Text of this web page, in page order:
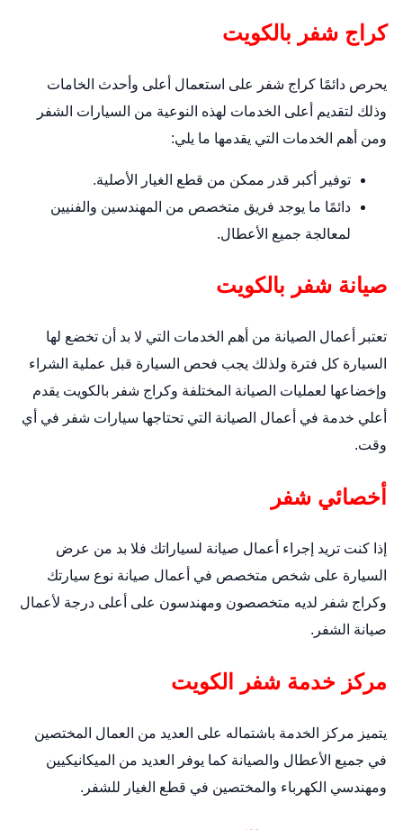
كراج شفر بالكويت
يحرص دائمًا كراج شفر على استعمال أعلى وأحدث الخامات
وذلك لتقديم أعلى الخدمات لهذه النوعية من السيارات الشفر
ومن أهم الخدمات التي يقدمها ما يلي:
توفير أكبر قدر ممكن من قطع الغيار الأصلية.
دائمًا ما يوجد فريق متخصص من المهندسين والفنيين
لمعالجة جميع الأعطال.
صيانة شفر بالكويت
تعتبر أعمال الصيانة من أهم الخدمات التي لا بد أن تخضع لها
السيارة كل فترة ولذلك يجب فحص السيارة قبل عملية الشراء
وإخضاعها لعمليات الصيانة المختلفة وكراج شفر بالكويت يقدم
أعلي خدمة في أعمال الصيانة التي تحتاجها سيارات شفر في أي
وقت.
أخصائي شفر
إذا كنت تريد إجراء أعمال صيانة لسياراتك فلا بد من عرض
السيارة على شخص متخصص في أعمال صيانة نوع سيارتك
وكراج شفر لديه متخصصون ومهندسون على أعلى درجة لأعمال
صيانة الشفر.
مركز خدمة شفر الكويت
يتميز مركز الخدمة باشتماله على العديد من العمال المختصين
في جميع الأعطال والصيانة كما يوفر العديد من الميكانيكيين
ومهندسي الكهرباء والمختصين في قطع الغيار للشفر.